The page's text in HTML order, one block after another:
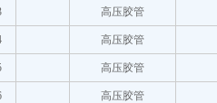
高压胶管
高压胶管
高压胶管
高压胶管